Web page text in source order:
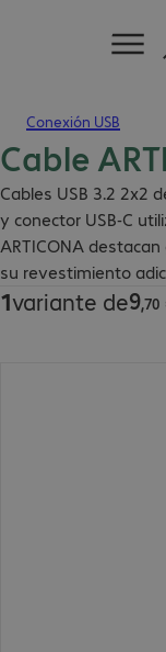
Conexión USB
Cable
Cables USB 3.2 2x2
y conector USB-C
ARTICONA
su revestimiento
1variante de9,70
9,70